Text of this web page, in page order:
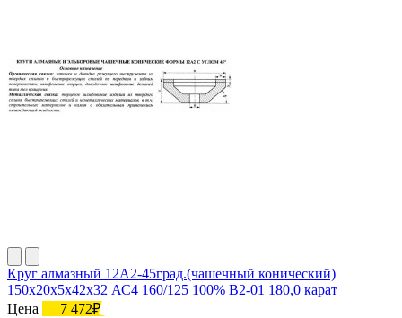
Круг алмазный 12А2-45град.(чашечный конический)
150х20х5х42х32 АС4 160/125 100% В2-01 180,0 карат
Цена
7 472₽